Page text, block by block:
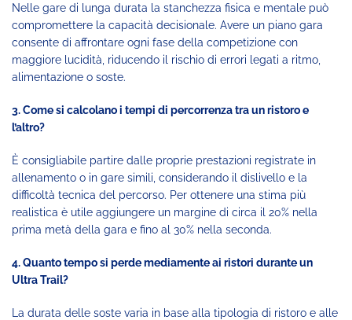
Nelle gare di lunga durata la stanchezza fisica e mentale può
compromettere la capacità decisionale. Avere un piano gara
consente di affrontare ogni fase della competizione con
maggiore lucidità, riducendo il rischio di errori legati a ritmo,
alimentazione o soste.
3. Come si calcolano i tempi di percorrenza tra un ristoro e
l’altro?
È consigliabile partire dalle proprie prestazioni registrate in
allenamento o in gare simili, considerando il dislivello e la
difficoltà tecnica del percorso. Per ottenere una stima più
realistica è utile aggiungere un margine di circa il 20% nella
prima metà della gara e fino al 30% nella seconda.
4. Quanto tempo si perde mediamente ai ristori durante un
Ultra Trail?
La durata delle soste varia in base alla tipologia di ristoro e alle